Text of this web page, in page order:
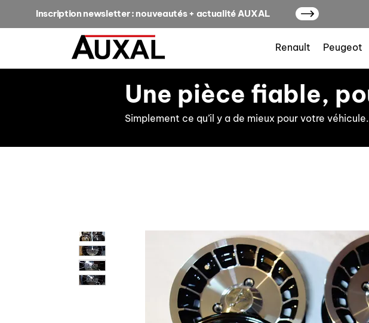
Inscription newsletter : nouveautés + actualité AUXAL
Renault Peugeot
Une pièce fiable,
Simplement ce qu’il y a de mieux pour votre